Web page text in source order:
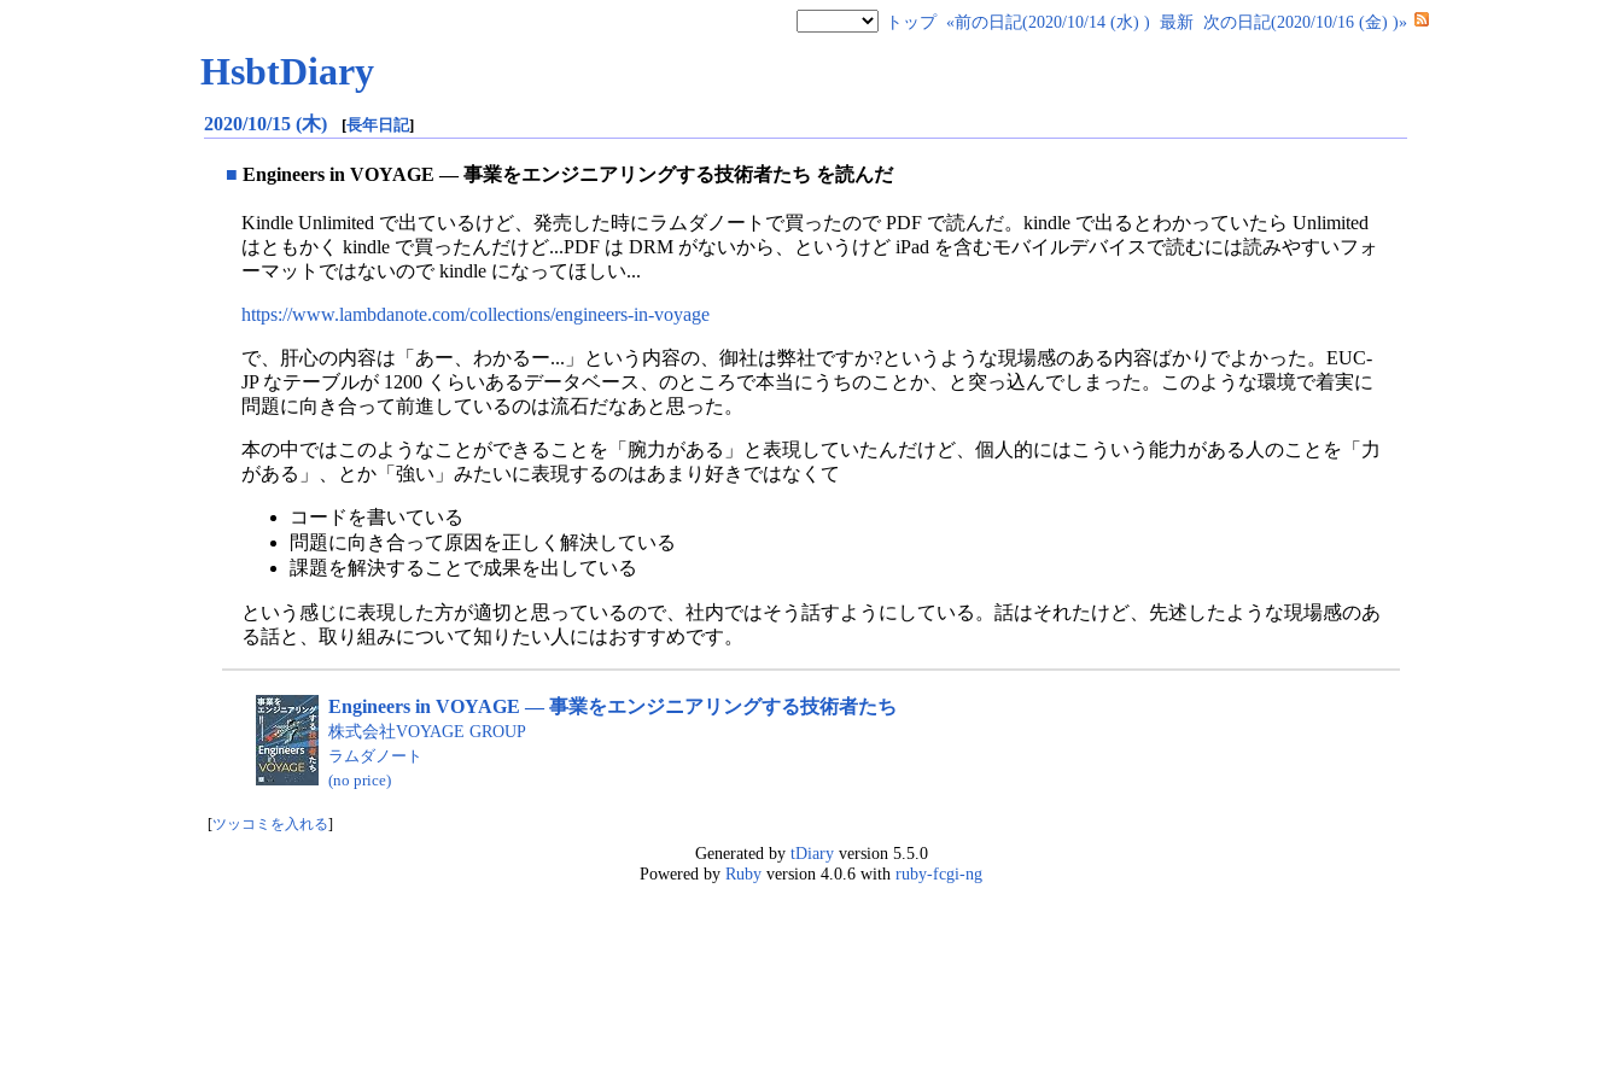
トップ «前の日記(2020/10/14 (水) ) 最新 次の日記(2020/10/16 (金) )»
HsbtDiary
2020/10/15 (木) [長年日記]
■ Engineers in VOYAGE ― 事業をエンジニアリングする技術者たち を読んだ
Kindle Unlimited で出ているけど、発売した時にラムダノートで買ったので PDF で読んだ。kindle で出るとわかっていたら Unlimited
はともかく kindle で買ったんだけど...PDF は DRM がないから、というけど iPad を含むモバイルデバイスで読むには読みやすいフォ
ーマットではないので kindle になってほしい...
https://www.lambdanote.com/collections/engineers-in-voyage
で、肝心の内容は「あー、わかるー...」という内容の、御社は弊社ですか?というような現場感のある内容ばかりでよかった。EUC-
JP なテーブルが 1200 くらいあるデータベース、のところで本当にうちのことか、と突っ込んでしまった。このような環境で着実に
問題に向き合って前進しているのは流石だなあと思った。
本の中ではこのようなことができることを「腕力がある」と表現していたんだけど、個人的にはこういう能力がある人のことを「力
がある」、とか「強い」みたいに表現するのはあまり好きではなくて
コードを書いている
問題に向き合って原因を正しく解決している
課題を解決することで成果を出している
という感じに表現した方が適切と思っているので、社内ではそう話すようにしている。話はそれたけど、先述したような現場感のあ
る話と、取り組みについて知りたい人にはおすすめです。
Engineers in VOYAGE ― 事業をエンジニアリングする技術者たち
株式会社VOYAGE GROUP
ラムダノート
(no price)
[ツッコミを入れる]
Generated by tDiaryversion 5.5.0
Powered by Ruby version 4.0.6 with ruby-fcgi-ng